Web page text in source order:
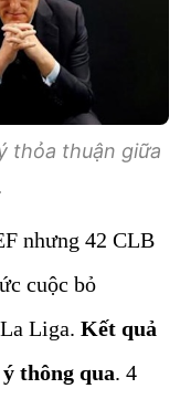
thỏa thuận giữa
nhưng 42 CLB
cuộc bỏ
Liga. Kết quả
thông qua. 4